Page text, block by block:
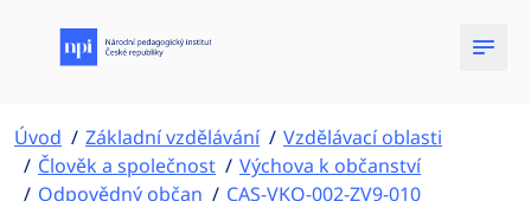
Úvod Základní vzdělávání
Vzdělávací oblasti
Člověk a společnost
Výchova k občanství
Odpovědný občan
CAS-VKO-002-ZV9-010